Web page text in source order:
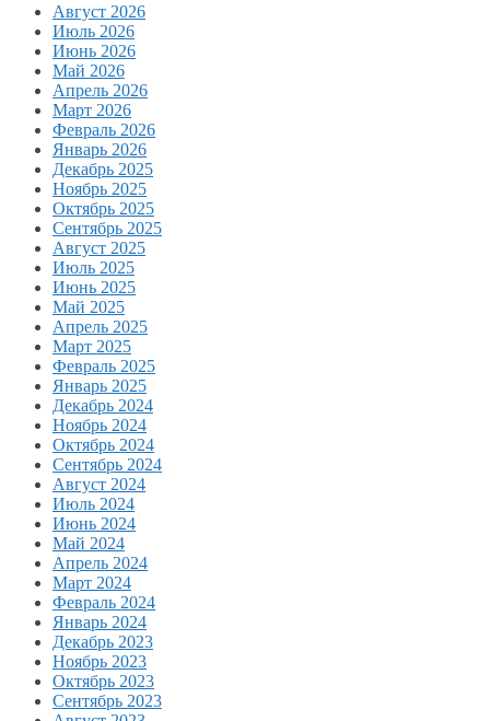
Август 2026
Июль 2026
Июнь 2026
Май 2026
Апрель 2026
Март 2026
Февраль 2026
Январь 2026
Декабрь 2025
Ноябрь 2025
Октябрь 2025
Сентябрь 2025
Август 2025
Июль 2025
Июнь 2025
Май 2025
Апрель 2025
Март 2025
Февраль 2025
Январь 2025
Декабрь 2024
Ноябрь 2024
Октябрь 2024
Сентябрь 2024
Август 2024
Июль 2024
Июнь 2024
Май 2024
Апрель 2024
Март 2024
Февраль 2024
Январь 2024
Декабрь 2023
Ноябрь 2023
Октябрь 2023
Сентябрь 2023